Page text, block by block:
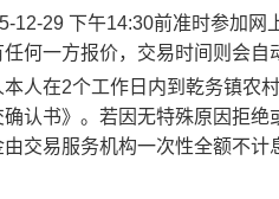
12-29 下午14:30前准时参加网
何一方报价，交易时间则会自
本人在2个工作日内到 乾务镇农
认书》。若因无特殊原因拒绝
交易服务机构一次性全额不计